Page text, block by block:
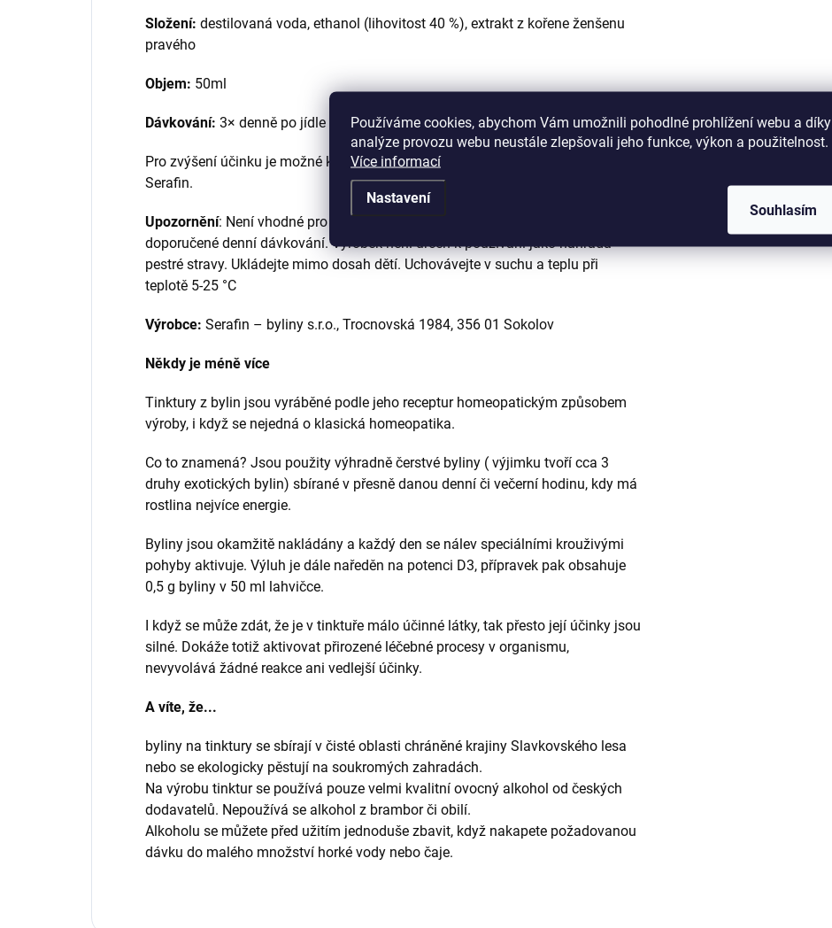
Používáme cookies, abychom Vám umožnili pohodlné prohlížení webu a díky
analýze provozu webu neustále zlepšovali jeho funkce, výkon a použitelnost.
Více informací
Nastavení
Souhlasím
Složení: destilovaná voda, ethanol (lihovitost 40 %), extrakt z kořene ženšenu
pravého
Objem: 50ml
Dávkování: 3× denně po jídle 9 kapek do malého množství vody a vypít
Pro zvýšení účinku je možné kombinovat s odpovídajícím bylinným čajem
Serafin.
Upozornění: Není vhodné pro děti do 3 let, těhotné a kojící ženy. Nepřekračujte
doporučené denní dávkování. Výrobek není určen k používání jako náhrada
pestré stravy. Ukládejte mimo dosah dětí. Uchovávejte v suchu a teplu při
teplotě 5-25 °C
Výrobce: Serafin – byliny s.r.o., Trocnovská 1984, 356 01 Sokolov
Někdy je méně více
Tinktury z bylin jsou vyráběné podle jeho receptur homeopatickým způsobem
výroby, i když se nejedná o klasická homeopatika.
Co to znamená? Jsou použity výhradně čerstvé byliny ( výjimku tvoří cca 3
druhy exotických bylin) sbírané v přesně danou denní či večerní hodinu, kdy má
rostlina nejvíce energie.
Byliny jsou okamžitě nakládány a každý den se nálev speciálními krouživými
pohyby aktivuje. Výluh je dále naředěn na potenci D3, přípravek pak obsahuje
0,5 g byliny v 50 ml lahvičce.
I když se může zdát, že je v tinktuře málo účinné látky, tak přesto její účinky jsou
silné. Dokáže totiž aktivovat přirozené léčebné procesy v organismu,
nevyvolává žádné reakce ani vedlejší účinky.
A víte, že...
byliny na tinktury se sbírají v čisté oblasti chráněné krajiny Slavkovského lesa
nebo se ekologicky pěstují na soukromých zahradách.
Na výrobu tinktur se používá pouze velmi kvalitní ovocný alkohol od českých
dodavatelů. Nepoužívá se alkohol z brambor či obilí.
Alkoholu se můžete před užitím jednoduše zbavit, když nakapete požadovanou
dávku do malého množství horké vody nebo čaje.